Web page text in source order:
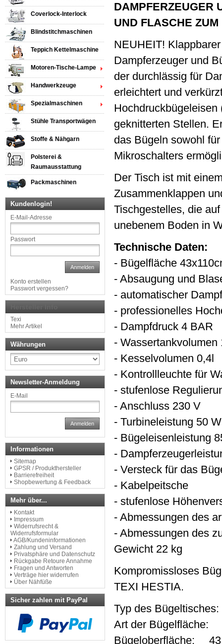
DAMPFERZEUGER
UND FLASCHE
NEUHEIT!
Dampferzeuger und
der durchlässig für
erleichtert und
geknitterten Stellen.
das Bügeln sowohl
Mikroschalters
Der Tisch ist mit
Zusammenklappen
Tischgestelles, die
unebenem Boden in
Technische Daten:
- Bügelfläche
- Absaugung und
- automatischer
- professionelles
- Dampfdruck 4 BAR
- Wassertankvolumen
- Kesselvolumen 0,4l
- Kontrollleuchte für
- stufenlose
- Anschluss 230 V
- Turbineleistung 50 W
- Bügeleisenleistung
-
- Versteck für das
- Kabelpeitsche
- stufenlose
- Abmessungen des
- Abmessungen des
Gewicht 22 kg
Kompromissloses
TEXI HESTIA.
Typ des
Art der Bügelfläche:
Bügeloberfläche:
Coverlock-Interlock
Blindstitchmaschinen
Teppich Kettelmaschine
Motoren-Tische-Lampe
Handwerkzeuge
Spezialmaschinen
Stühle Transportwägen
Stoffe & Nähgarn
Polsterei &
Raumausstattung
Packmaschinen
Kundenlogin!
E-Mail-Adresse
Passwort
Anmelden
Konto erstellen
Passwort vergessen?
Texi
Mehr Artikel
Währungen
Newsletter-Anmeldung
E-Mail
Anmelden
Informationen
Sitemap
GPSR / Produkthersteller
Barrierefreiheit
Shopbewertung & Feedback
Mehr über...
Kontakt
Impressum
Widerrufsrecht &
Widerrufsformular
AGB/Kundeninformationen
Zahlung und Versand
Privatsphäre und Datenschutz
Rückgabe Retoure Annahme
Fragen und Antworten
Verträge hier widerrufen
Über Nähfüße
Sicher zahlen mit PayPal